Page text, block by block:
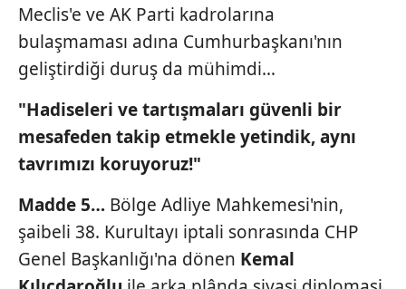
Meclis'e ve AK Parti kadrolarına
bulaşmaması adına Cumhurbaşkanı'nın
geliştirdiği duruş da mühimdi…
"Hadiseleri ve tartışmaları güvenli bir
mesafeden takip etmekle yetindik, aynı
tavrımızı koruyoruz!"
Madde 5… Bölge Adliye Mahkemesi'nin,
şaibeli 38. Kurultayı iptali sonrasında CHP
Genel Başkanlığı'na dönen Kemal